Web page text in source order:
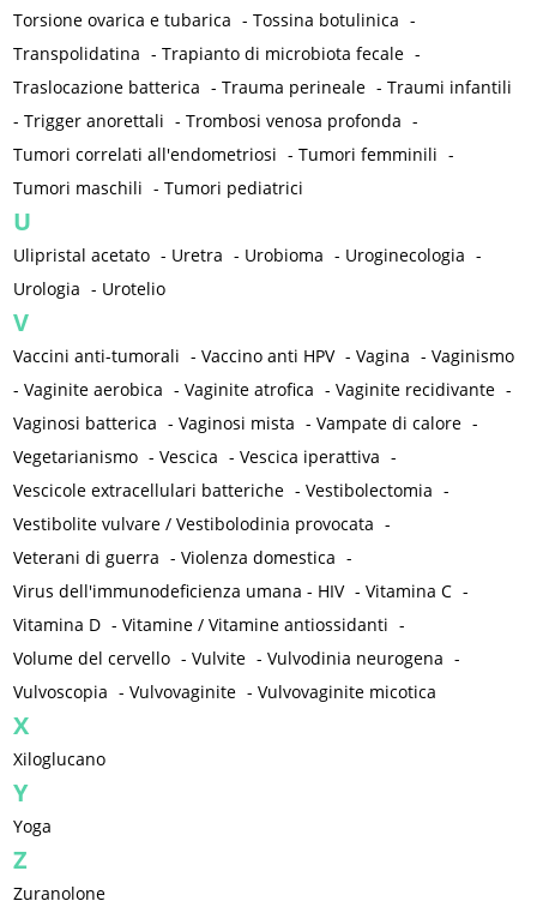
Torsione ovarica e tubarica -Tossina botulinica -
Transpolidatina -Trapianto di microbiota fecale -
Traslocazione batterica -Trauma perineale -Traumi infantili
-Trigger anorettali -Trombosi venosa profonda -
Tumori correlati all'endometriosi -Tumori femminili -
Tumori maschili -Tumori pediatrici
U
Ulipristal acetato - Uretra - Urobioma - Uroginecologia -
Urologia - Urotelio
V
Vaccini anti-tumorali -Vaccino anti HPV -Vagina -Vaginismo
-Vaginite aerobica -Vaginite atrofica -Vaginite recidivante -
Vaginosi batterica -Vaginosi mista -Vampate di calore -
Vegetarianismo -Vescica -Vescica iperattiva -
Vescicole extracellulari batteriche -Vestibolectomia -
Vestibolite vulvare / Vestibolodinia provocata -
Veterani di guerra -Violenza domestica -
Virus dell'immunodeficienza umana - HIV -Vitamina C -
Vitamina D -Vitamine / Vitamine antiossidanti -
Volume del cervello -Vulvite -Vulvodinia neurogena -
Vulvoscopia -Vulvovaginite -Vulvovaginite micotica
X
Xiloglucano
Y
Yoga
Z
Zuranolone